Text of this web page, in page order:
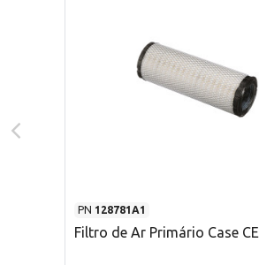
PN 128781A1
Filtro de Ar Primário Case CE